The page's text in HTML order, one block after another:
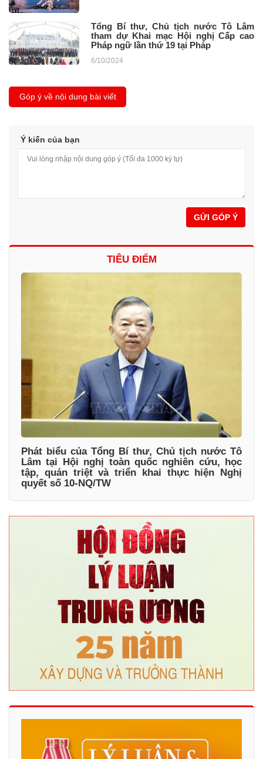
Tổng Bí thư, Chủ tịch nước Tô Lâm
tham dự Khai mạc Hội nghị Cấp cao
Pháp ngữ lần thứ 19 tại Pháp
6/10/2024
Góp ý về nội dung bài viết
Ý kiến của bạn
GỬI GÓP Ý
TIÊU ĐIỂM
Phát biểu của Tổng Bí thư, Chủ tịch nước Tô
Lâm tại Hội nghị toàn quốc nghiên cứu, học
tập, quán triệt và triển khai thực hiện Nghị
quyết số 10-NQ/TW